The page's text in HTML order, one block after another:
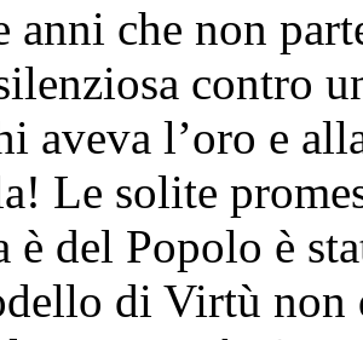
anni che non
contro
aveva l’oro e
Le solite
è del Popolo è
di Virtù non